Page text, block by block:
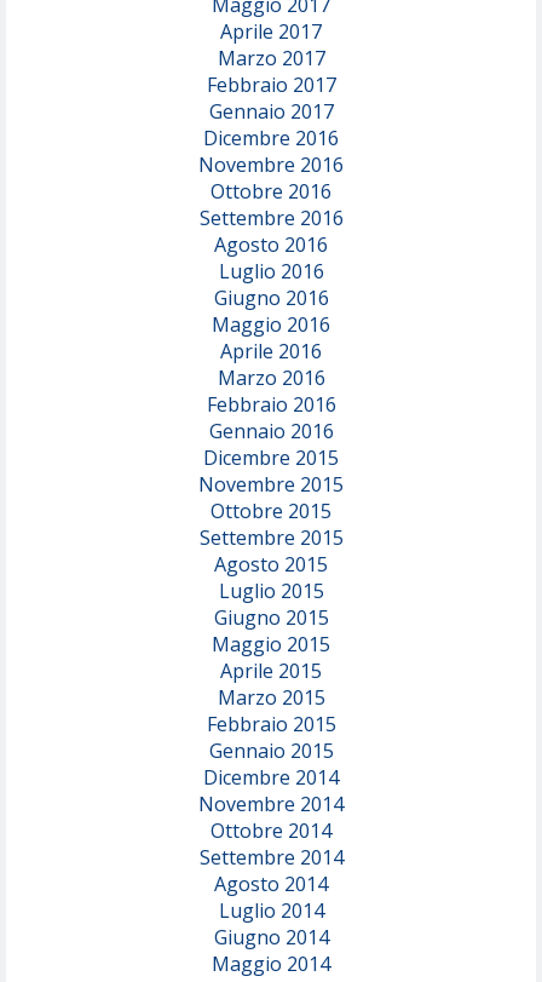
Aprile 2017
Marzo 2017
Febbraio 2017
Gennaio 2017
Dicembre 2016
Novembre 2016
Ottobre 2016
Settembre 2016
Agosto 2016
Luglio 2016
Giugno 2016
Maggio 2016
Aprile 2016
Marzo 2016
Febbraio 2016
Gennaio 2016
Dicembre 2015
Novembre 2015
Ottobre 2015
Settembre 2015
Agosto 2015
Luglio 2015
Giugno 2015
Maggio 2015
Aprile 2015
Marzo 2015
Febbraio 2015
Gennaio 2015
Dicembre 2014
Novembre 2014
Ottobre 2014
Settembre 2014
Agosto 2014
Luglio 2014
Giugno 2014
Maggio 2014